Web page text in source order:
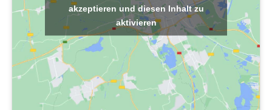
akzeptieren und diesen Inhalt zu
aktivieren